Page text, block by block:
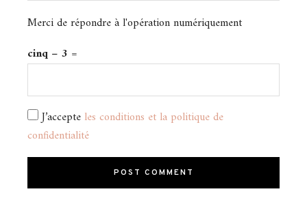
Merci de répondre à l'opération numériquement
cinq − 3 =
J’accepte les conditions et la politique de
confidentialité